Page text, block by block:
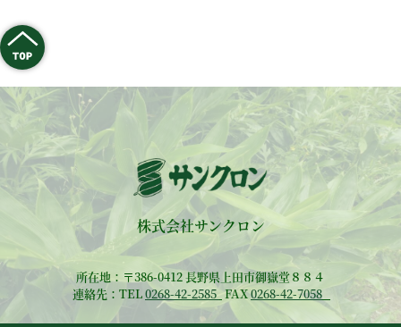
株式会社サンクロン
所在地：〒386-0412 長野県上田市御嶽堂８８４
連絡先：TEL0268-42-2585 FAX0268-42-7058